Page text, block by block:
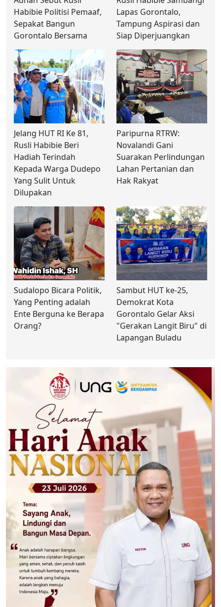
Habibie Politisi Pemaaf,
Sepakat Bangun
Gorontalo Bersama
Lapas Gorontalo,
Tampung Aspirasi dan
Siap Diperjuangkan
Jelang HUT RI Ke 81,
Rusli Habibie Beri
Hadiah Terindah
Kepada Warga Dudepo
Yang Sulit Untuk
Dilupakan
Paripurna RTRW:
Novalandi Gani
Suarakan Perlindungan
Lahan Pertanian dan
Hak Rakyat
Sudalopo Bicara Politik,
Yang Penting adalah
Ente Berguna ke Berapa
Orang?
Sambut HUT ke-25,
Demokrat Kota
Gorontalo Gelar Aksi
"Gerakan Langit Biru" di
Lapangan Buladu